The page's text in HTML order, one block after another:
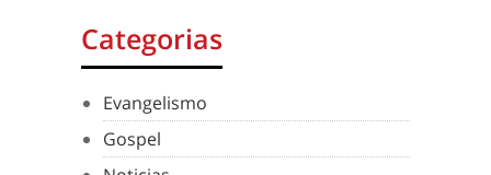
Categorias
Evangelismo
Gospel